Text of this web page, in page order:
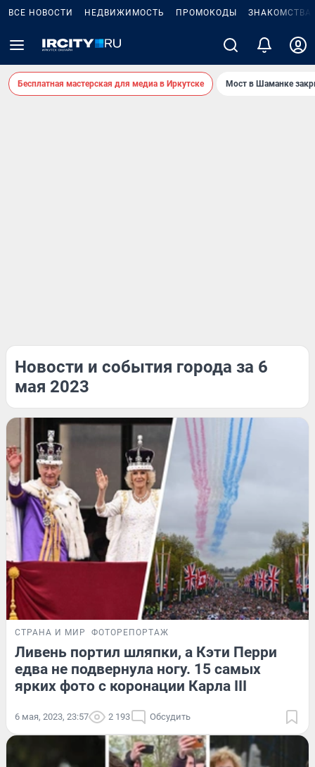
ВСЕ НОВОСТИ НЕДВИЖИМОСТЬ ПРОМОКОДЫ ЗНАКОМСТВА
Бесплатная мастерская для медиа в Иркутске Мост в Шаманке
Новости и события города за 6
мая 2023
СТРАНА И МИР ФОТОРЕПОРТАЖ
Ливень портил шляпки, а Кэти Перри
едва не подвернула ногу. 15 самых
ярких фото с коронации Карла III
6 мая, 2023, 23:57 2 193 Обсудить